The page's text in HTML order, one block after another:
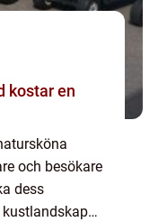
kostar en
och besökare
dess